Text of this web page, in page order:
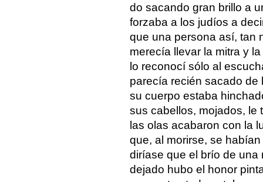
do sacando gran brillo a
forzaba a los judíos a
que una persona así, tan
merecía llevar la mitra y
lo reconocí sólo al
parecía recién sacado de
su cuerpo estaba
sus cabellos, mojados, le
las olas acabaron con la
que, al morirse, se
diríase que el brío de una
dejado hubo el honor